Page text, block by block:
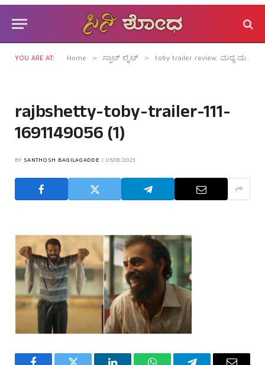
YOU ARE AT: Home » ಸ್ಪಾಟ್ ಲೈಟ್ » toby trailer review: ಮಧ್ಯ ಮಳೆಗಾಲದಲ್ಲಿ ವಿಜೃಂಭಿಸೀತೇ `ಮಾರಿ’ಹಬ್ಬ?
rajbshetty-toby-trailer-111-
1691149056 (1)
BY SANTHOSH BAGILAGADDE 05/08/2023